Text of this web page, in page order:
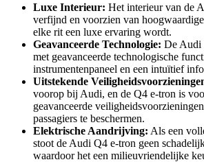
Luxe Interieur: Het interieur van de
verfijnd en voorzien van
elke rit een luxe ervaring wordt.
Geavanceerde Technologie: De Audi
met geavanceerde technologische
instrumentenpaneel en een intuïtief
Uitstekende
voorop bij Audi, en de Q4 e-tron is
geavanceerde
passagiers te beschermen.
Elektrische Aandrijving: Als een
stoot de Audi Q4 e-tron geen
waardoor het een milieuvriendelijke